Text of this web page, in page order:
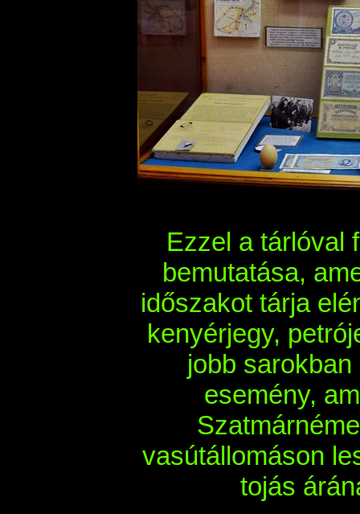
Ezzel a tárlóval
bemutatása,
időszakot tárja
kenyérjegy,
jobb
esemény,
vasútállomáson
tojás